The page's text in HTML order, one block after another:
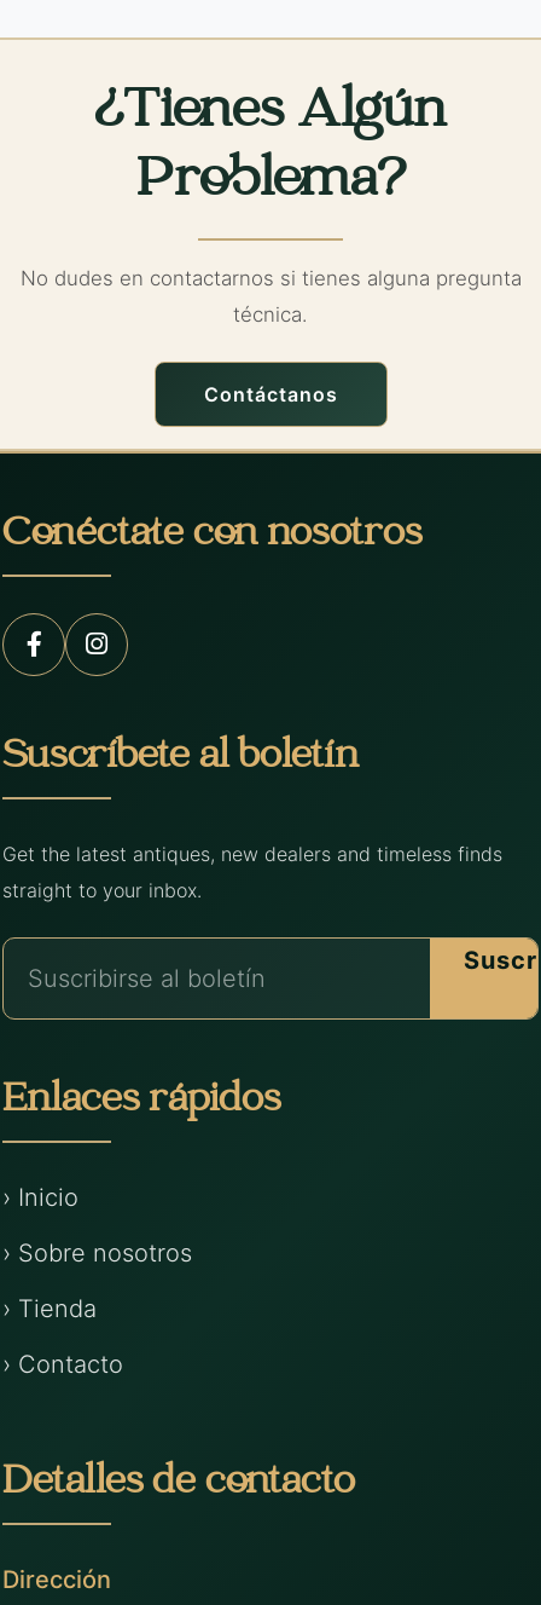
¿Tienes Algún
Problema?
No dudes en contactarnos si tienes alguna pregunta
técnica.
Contáctanos
Conéctate con nosotros
Suscríbete al boletín
Get the latest antiques, new dealers and timeless finds
straight to your inbox.
Enlaces rápidos
› Inicio
› Sobre nosotros
› Tienda
› Contacto
Detalles de contacto
Dirección